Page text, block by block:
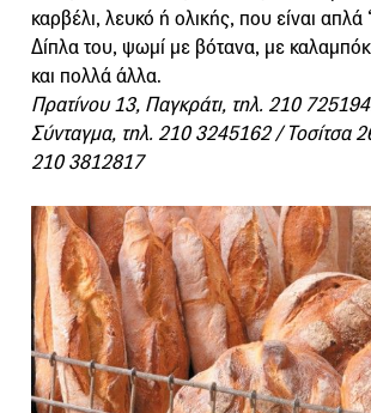
καρβέλι, λευκό ή ολικής, που είναι
Δίπλα του, ψωμί με βότανα, με
και πολλά άλλα.
Πρατίνου 13, Παγκράτι, τηλ. 210
Σύνταγμα, τηλ. 210 3245162 / Τοσίτσα
210 3812817